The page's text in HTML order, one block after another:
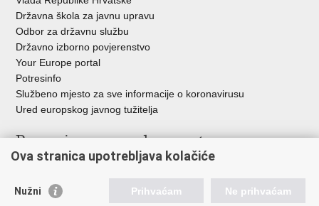
Državna škola za javnu upravu
Odbor za državnu službu
Državno izborno povjerenstvo
Your Europe portal
Potresinfo
Službeno mjesto za sve informacije o koronavirusu
Ured europskog javnog tužitelja
Poveznice pravosudnog sustava
Državno odvjetništvo
Ured za suzbijanje korupcije i organiziranog kriminaliteta
Ova stranica upotrebljava kolačiće
Nužni Prihvaćam Ne prihvaćam